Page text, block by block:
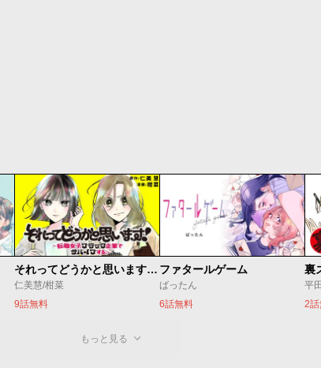
それってどうかと思います！～転職女子、ブラック企業でサバイブする。～
仁美慧/柑菜
9話無料
ファタールゲーム
ばったん
6話無料
裏
平田
2
もっと見る